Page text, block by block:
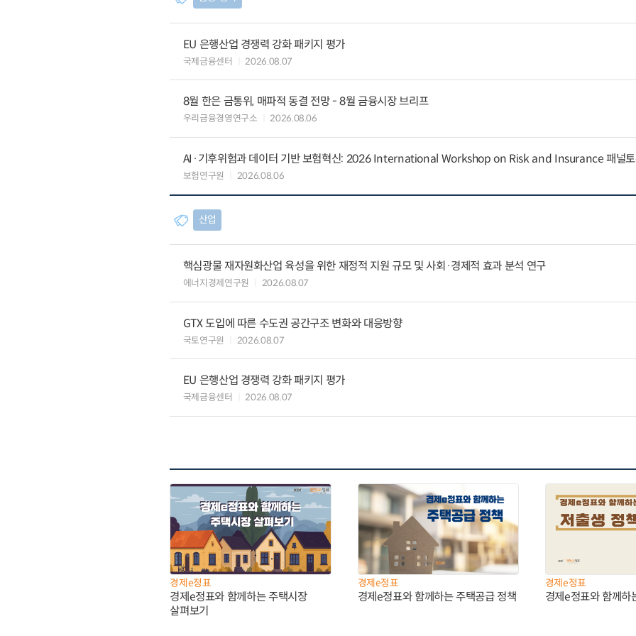
EU 은행산업 경쟁력 강화 패키지 평가
국제금융센터 2026.08.07
8월 한은 금통위, 매파적 동결 전망 - 8월 금융시장 브리프
우리금융경영연구소 2026.08.06
AI·기후위험과 데이터 기반 보험혁신: 2026 International Workshop on Risk and Insurance 패널토
보험연구원 2026.08.06
산업
핵심광물 재자원화산업 육성을 위한 재정적 지원 규모 및 사회·경제적 효과 분석 연구
에너지경제연구원 2026.08.07
GTX 도입에 따른 수도권 공간구조 변화와 대응방향
국토연구원 2026.08.07
EU 은행산업 경쟁력 강화 패키지 평가
국제금융센터 2026.08.07
경제e정표
경제e정표와 함께하는 주택시장
살펴보기
경제e정표
경제e정표와 함께하는 주택공급 정책
경제e정표
경제e정표와 함께하